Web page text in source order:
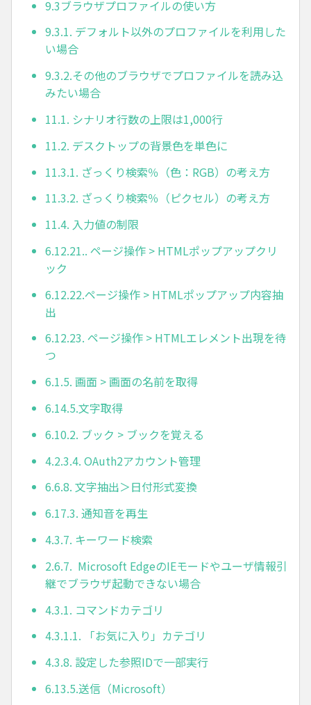
9.3ブラウザプロファイルの使い方
9.3.1. デフォルト以外のプロファイルを利用した
い場合
9.3.2.その他のブラウザでプロファイルを読み込
みたい場合
11.1. シナリオ行数の上限は1,000行
11.2. デスクトップの背景色を単色に
11.3.1. ざっくり検索％（色：RGB）の考え方
11.3.2. ざっくり検索％（ピクセル）の考え方
11.4. 入力値の制限
6.12.21.. ページ操作 > HTMLポップアップクリ
ック
6.12.22.ページ操作 > HTMLポップアップ内容抽
出
6.12.23. ページ操作 > HTMLエレメント出現を待
つ
6.1.5. 画面 > 画面の名前を取得
6.14.5.文字取得
6.10.2. ブック > ブックを覚える
4.2.3.4. OAuth2アカウント管理
6.6.8. 文字抽出＞日付形式変換
6.17.3. 通知音を再生
4.3.7. キーワード検索
2.6.7. Microsoft EdgeのIEモードやユーザ情報引
継でブラウザ起動できない場合
4.3.1. コマンドカテゴリ
4.3.1.1. 「お気に入り」カテゴリ
4.3.8. 設定した参照IDで一部実行
6.13.5.送信（Microsoft）